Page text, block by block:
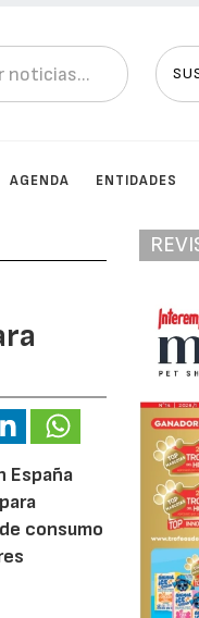
AGENDA ENTIDADES
España
consumo